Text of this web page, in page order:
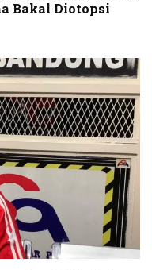
Bakal Diotopsi